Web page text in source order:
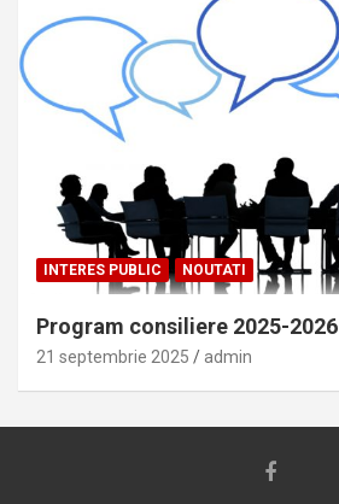
INTERES PUBLIC NOUTATI
Program consiliere 2025-2026
21 septembrie 2025 admin